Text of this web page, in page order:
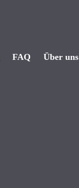
FAQ Über uns